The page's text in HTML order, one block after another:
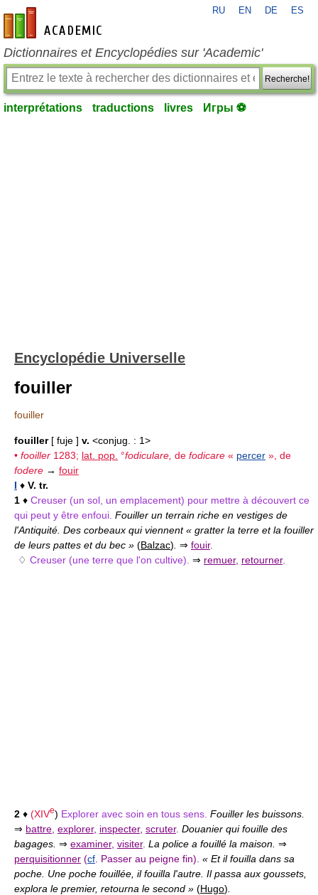
fr-academic.com
RU EN DE ES
Dictionnaires et Encyclopédies sur 'Academic'
Recherche!
interprétations traductions livres Игры ⚽
Encyclopédie Universelle
fouiller
fouiller
fouiller[ fuje ] v. <conjug. : 1>
• fooiller 1283; lat. pop. °fodiculare, de fodicare « percer », de
fodere → fouir
I ♦ V. tr.
1 ♦ Creuser (un sol, un emplacement) pour mettre à découvert ce
qui peut y être enfoui. Fouiller un terrain riche en vestiges de
l'Antiquité. Des corbeaux qui viennent « gratter la terre et la fouiller
de leurs pattes et du bec » (Balzac) ⇒ fouir.
♢ Creuser (une terre que l'on cultive). ⇒ remuer, retourner.
2 ♦ (XIVe) Explorer avec soin en tous sens. Fouiller les buissons.
⇒ battre explorer, inspecter, scruter. Douanier qui fouille des
bagages. ⇒ examiner, visiter. La police a fouillé la maison. ⇒
perquisitionner (cf . Passer au peigne fin). « Et il fouilla dans sa
poche. Une poche fouillée, il fouilla l'autre. Il passa aux goussets,
explora le premier, retourna le second » (Hugo)